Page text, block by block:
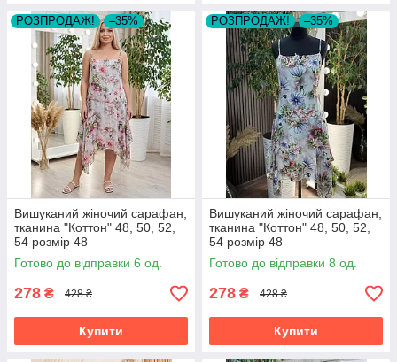
РОЗПРОДАЖ! –35%
Вишуканий жіночий сарафан,
тканина "Коттон" 48, 50, 52,
54 розмір 48
Готово до відправки 6 од.
278 ₴ 428 ₴
Купити
РОЗПРОДАЖ! –35%
Вишуканий жіночий сарафан,
тканина "Коттон" 48, 50, 52,
54 розмір 48
Готово до відправки 8 од.
278 ₴ 428 ₴
Купити